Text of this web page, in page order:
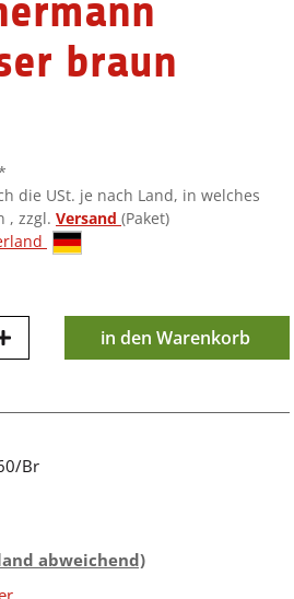
braun
die USt. je nach Land, in welches
, zzgl. Versand (Paket)
in den Warenkorb
Br
abweichend)